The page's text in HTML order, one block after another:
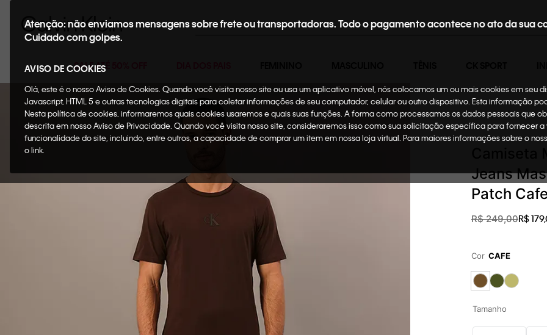
Buscar
SALE ATÉ 50% OFF
Atenção: não enviamos mensagens sobre frete ou transportadoras. Todo o pagamento acontece no ato da sua
Cuidado com golpes.
AVISO DE COOKIES
Olá, este é o nosso Aviso de Cookies. Quando você visita nosso site ou usa um aplicativo móvel, nós colocamos um ou mais cookies em seu
Javascript, HTML 5 e outras tecnologias digitais para coletar informações de seu computador, celular ou outro dispositivo. Esta informação
Nesta política de cookies, informaremos quais cookies usaremos e quais suas funções. A forma como processamos os dados pessoais que
descrita em nosso Aviso de Privacidade. Quando você visita nosso site, consideraremos isso como sua solicitação específica para fornecer
funcionalidade do site, incluindo, entre outros, a capacidade de comprar um item em nossa loja virtual. Para maiores informações sobre o
o link.
Masculino Roupas
Jeans
Patch Cafe
R$ 249,00R$179,
Cor CAFE
Tamanho